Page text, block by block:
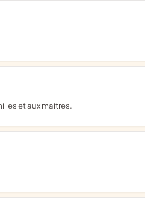
et aux maitres.